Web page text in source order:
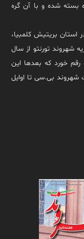
بسته شده و با آن گره
استان بریتیش کلمبیا،
شهروند تورنتو از سال
رقم خورد که بعدها این
شهروند بی.سی تا اوایل